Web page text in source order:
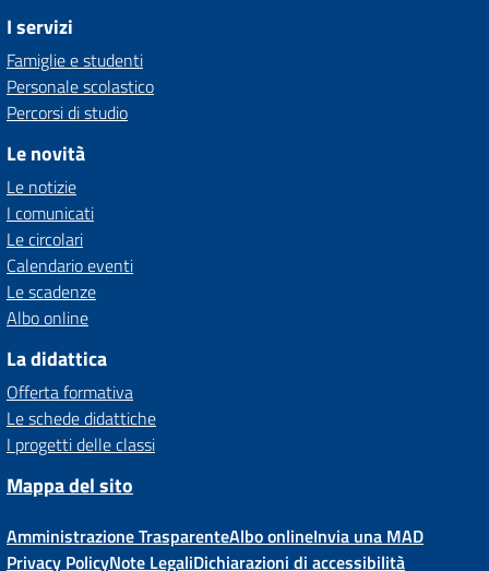
I servizi
Famiglie e studenti
Personale scolastico
Percorsi di studio
Le novità
Le notizie
I comunicati
Le circolari
Calendario eventi
Le scadenze
Albo online
La didattica
Offerta formativa
Le schede didattiche
I progetti delle classi
Mappa del sito
Amministrazione TrasparenteAlbo onlineInvia una MAD
Privacy PolicyNote LegaliDichiarazioni di accessibilità